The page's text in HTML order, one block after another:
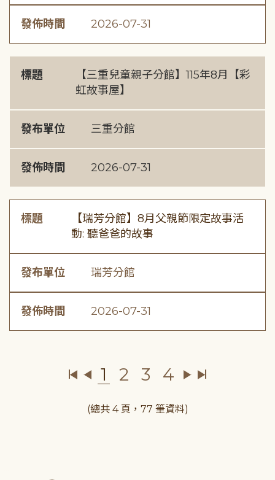
發佈時間 2026-07-31
標題
【三重兒童親子分館】115年8月【彩
虹故事屋】
發布單位 三重分館
發佈時間 2026-07-31
標題
【瑞芳分館】8月父親節限定故事活
動: 聽爸爸的故事
發布單位 瑞芳分館
發佈時間 2026-07-31
1 2 3 4
(總共 4 頁，77 筆資料)